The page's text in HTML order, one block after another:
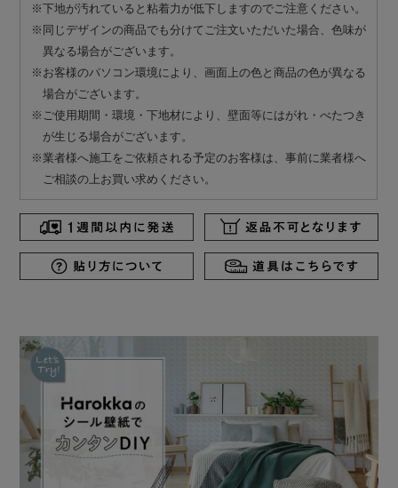
※下地が汚れていると粘着力が低下しますのでご注意ください。
※同じデザインの商品でも分けてご注文いただいた場合、色味が
異なる場合がございます。
※お客様のパソコン環境により、画面上の色と商品の色が異なる
場合がございます。
※ご使用期間・環境・下地材により、壁面等にはがれ・べたつき
が生じる場合がございます。
※業者様へ施工をご依頼される予定のお客様は、事前に業者様へ
ご相談の上お買い求めください。